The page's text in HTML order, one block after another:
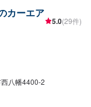
カーエア
5.0(29件)
八幡4400-2